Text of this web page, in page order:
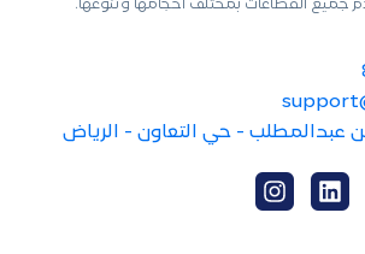
جميع القطاعات بمختلف أحجامها وتنوعها.
عبدالمطلب - حي التعاون - الرياض